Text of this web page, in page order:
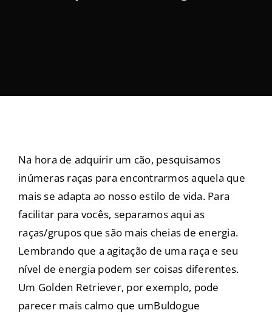
Na hora de adquirir um cão, pesquisamos
inúmeras raças para encontrarmos aquela que
mais se adapta ao nosso estilo de vida. Para
facilitar para vocês, separamos aqui as
raças/grupos que são mais cheias de energia.
Lembrando que a agitação de uma raça e seu
nível de energia podem ser coisas diferentes.
Um Golden Retriever, por exemplo, pode
parecer mais calmo que umBuldogue